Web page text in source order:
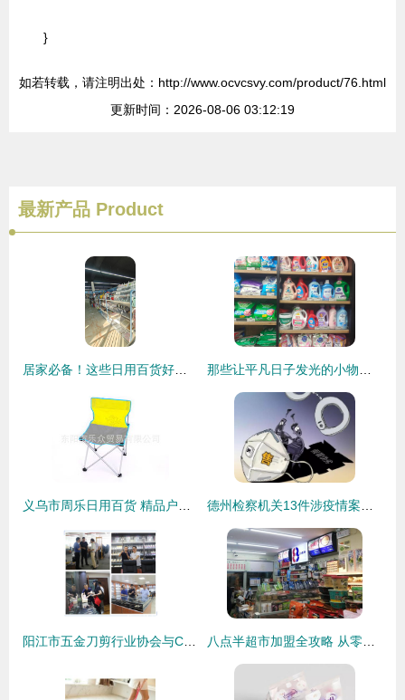
}
如若转载，请注明出处：http://www.ocvcsvy.com/product/76.html
更新时间：2026-08-06 03:12:19
最新产品 Product